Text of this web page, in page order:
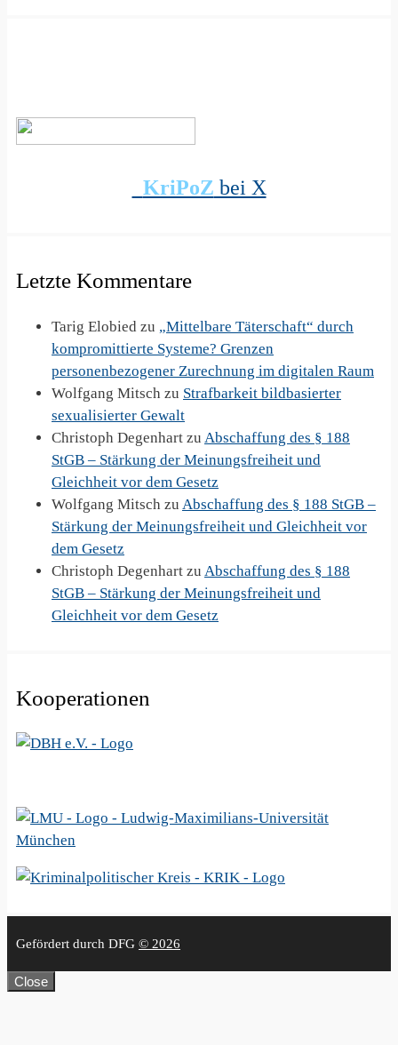
KriPoZ bei X
Letzte Kommentare
Tarig Elobied zu „Mittelbare Täterschaft“ durch
kompromittierte Systeme? Grenzen
personenbezogener Zurechnung im digitalen Raum
Wolfgang Mitsch zu Strafbarkeit bildbasierter
sexualisierter Gewalt
Christoph Degenhart zu Abschaffung des § 188
StGB – Stärkung der Meinungsfreiheit und
Gleichheit vor dem Gesetz
Wolfgang Mitsch zu Abschaffung des § 188 StGB –
Stärkung der Meinungsfreiheit und Gleichheit vor
dem Gesetz
Christoph Degenhart zu Abschaffung des § 188
StGB – Stärkung der Meinungsfreiheit und
Gleichheit vor dem Gesetz
Kooperationen
Gefördert durch DFG © 2026
Close